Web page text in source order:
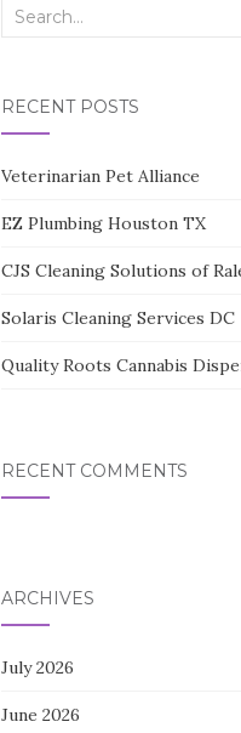
Search
RECENT POSTS
Veterinarian Pet Alliance
EZ Plumbing Houston TX
CJS Cleaning Solutions of
Solaris Cleaning Services DC
Quality Roots Cannabis
RECENT COMMENTS
ARCHIVES
July 2026
June 2026